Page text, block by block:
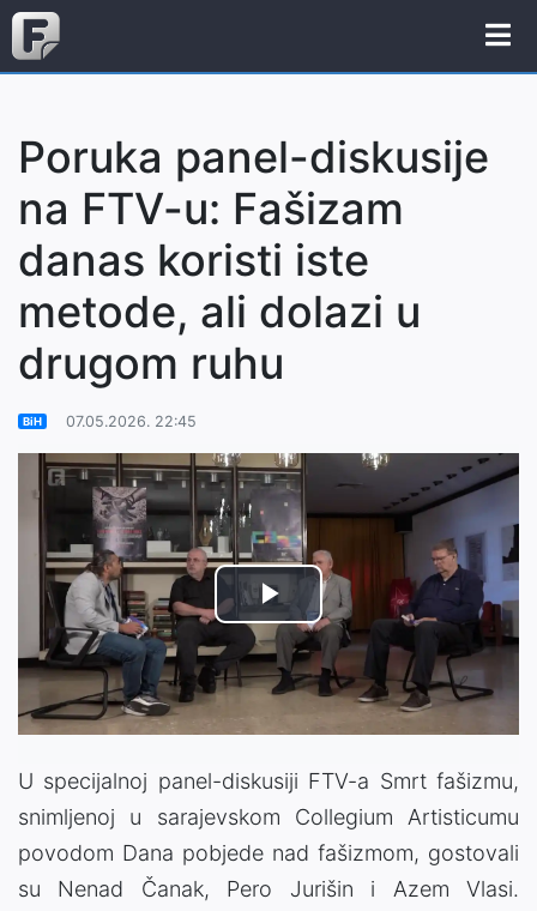
Poruka panel-diskusije
na FTV-u: Fašizam
danas koristi iste
metode, ali dolazi u
drugom ruhu
BiH 07.05.2026. 22:45
Play
Video
U specijalnoj panel-diskusiji FTV-a Smrt fašizmu,
snimljenoj u sarajevskom Collegium Artisticumu
povodom Dana pobjede nad fašizmom, gostovali
su Nenad Čanak, Pero Jurišin i Azem Vlasi.